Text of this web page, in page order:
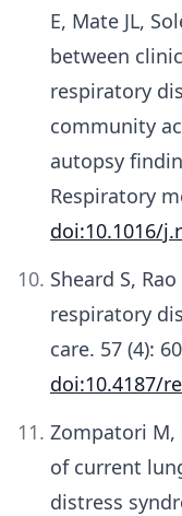
E, Mate JL,
between
respiratory
community
autopsy
Respiratory
doi:10.1016/
Sheard S,
respiratory
care. 57 (4):
doi:10.4187/
Zompatori M,
of current
distress